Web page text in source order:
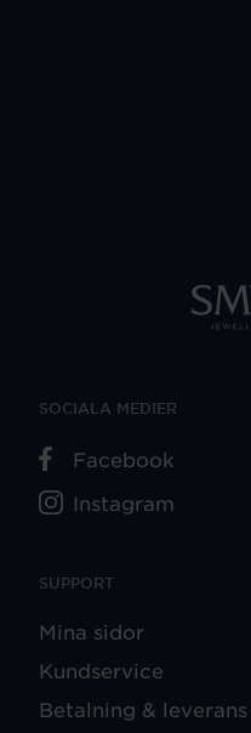
SUPPORT
Mina sidor
Kundservice
Betalning & leverans
SOCIALA MEDIER
Facebook
Instagram